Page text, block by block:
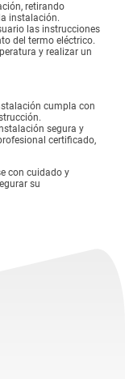
retirando
instalación.
las instrucciones
del termo eléctrico.
y realizar un
cumpla con
segura y
certificado,
con cuidado y
su